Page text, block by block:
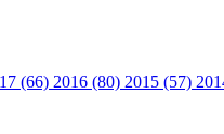
(66) 2016 (80) 2015 (57)